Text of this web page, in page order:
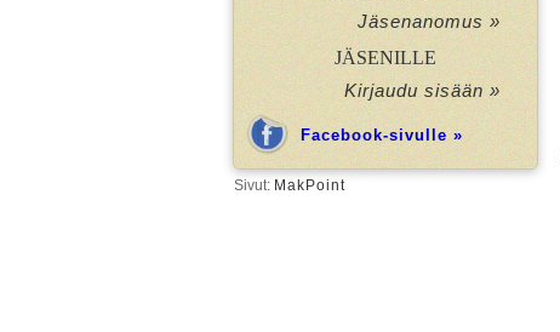
Jäsenanomus »
JÄSENILLE
Kirjaudu sisään »
Facebook-sivulle »
Sivut: MakPoint